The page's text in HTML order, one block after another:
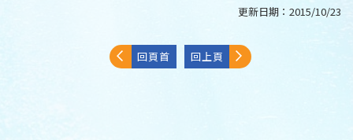
更新日期： 2015/10/23
回頁首 回上頁